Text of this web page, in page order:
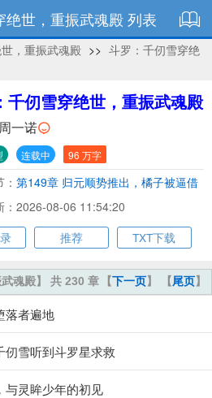
绝世，重振武魂殿 列表
，重振武魂殿 >> 斗罗：千仞雪穿绝
千仞雪穿绝世，重振武魂殿
周一诺
连载中 96 万字
第149章 归元顺势推出，橘子被逼借
：2026-08-06 11:54:20
推荐 TXT下载
【下一页】 【尾页】
武魂殿】 共 230 章
落者遍地
仞雪听到斗罗星求救
与灵眸少年的初见